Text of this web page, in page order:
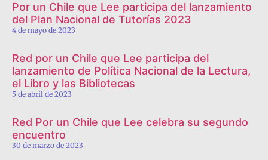
Por un Chile que Lee participa del lanzamiento
del Plan Nacional de Tutorías 2023
4 de mayo de 2023
Red por un Chile que Lee participa del
lanzamiento de Política Nacional de la Lectura,
el Libro y las Bibliotecas
5 de abril de 2023
Red Por un Chile que Lee celebra su segundo
encuentro
30 de marzo de 2023